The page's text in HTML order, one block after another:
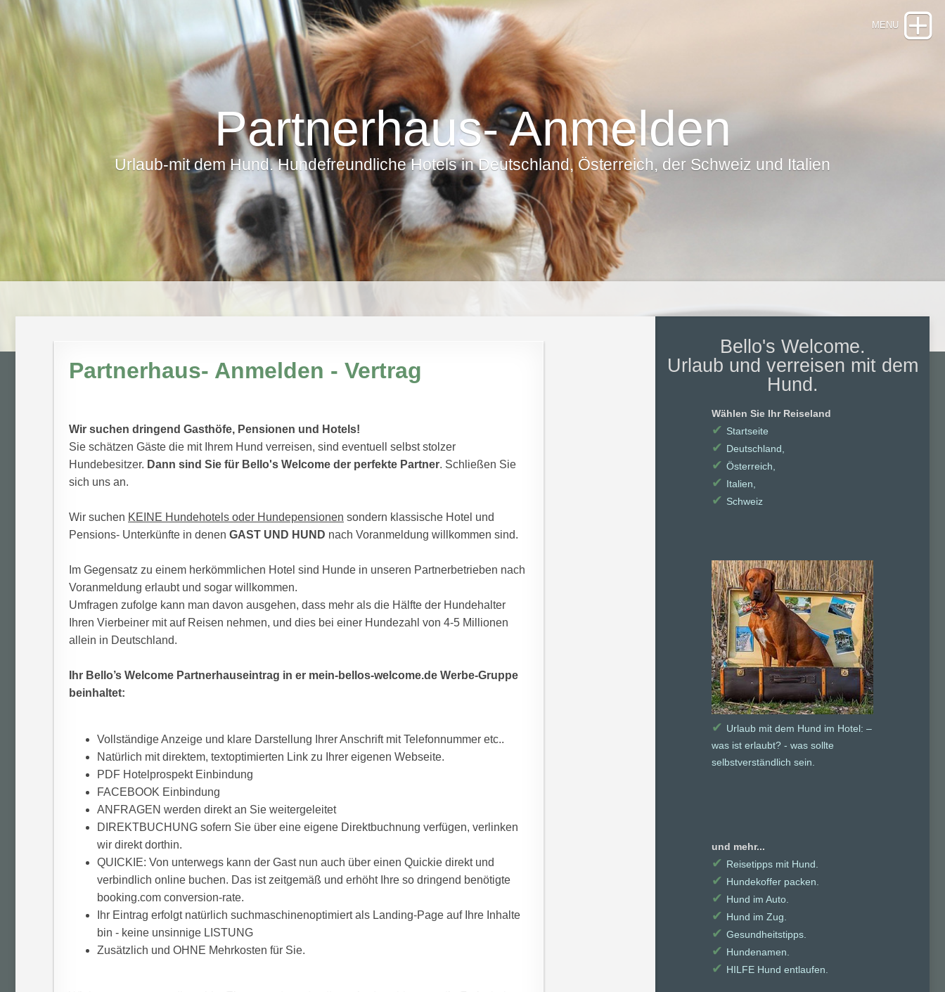
Partnerhaus- Anmelden
Urlaub-mit dem Hund. Hundefreundliche Hotels in Deutschland, Österreich, der Schweiz und Italien
Partnerhaus- Anmelden - Vertrag
Wir suchen dringend Gasthöfe, Pensionen und Hotels!
Sie schätzen Gäste die mit Ihrem Hund verreisen, sind eventuell selbst stolzer
Hundebesitzer. Dann sind Sie für Bello's Welcome der perfekte Partner. Schließen Sie
sich uns an.
Wir suchen KEINE Hundehotels oder Hundepensionen sondern klassische Hotel und
Pensions- Unterkünfte in denen GAST UND HUND nach Voranmeldung willkommen sind.
Im Gegensatz zu einem herkömmlichen Hotel sind Hunde in unseren Partnerbetrieben nach
Voranmeldung erlaubt und sogar willkommen.
Umfragen zufolge kann man davon ausgehen, dass mehr als die Hälfte der Hundehalter
Ihren Vierbeiner mit auf Reisen nehmen, und dies bei einer Hundezahl von 4-5 Millionen
allein in Deutschland.
Ihr Bello’s Welcome Partnerhauseintrag in er mein-bellos-welcome.de Werbe-Gruppe
beinhaltet:
Vollständige Anzeige und klare Darstellung Ihrer Anschrift mit Telefonnummer etc..
Natürlich mit direktem, textoptimierten Link zu Ihrer eigenen Webseite.
PDF Hotelprospekt Einbindung
FACEBOOK Einbindung
ANFRAGEN werden direkt an Sie weitergeleitet
DIREKTBUCHUNG sofern Sie über eine eigene Direktbuchnung verfügen, verlinken
wir direkt dorthin.
QUICKIE: Von unterwegs kann der Gast nun auch über einen Quickie direkt und
verbindlich online buchen. Das ist zeitgemäß und erhöht Ihre so dringend benötigte
booking.com conversion-rate.
Ihr Eintrag erfolgt natürlich suchmaschinenoptimiert als Landing-Page auf Ihre Inhalte
bin - keine unsinnige LISTUNG
Zusätzlich und OHNE Mehrkosten für Sie.
Bello's Welcome.
Urlaub und verreisen mit dem
Hund.
Wählen Sie Ihr Reiseland
✔ Startseite
✔ Deutschland,
✔ Österreich,
✔ Italien,
✔ Schweiz
✔ Urlaub mit dem Hund im Hotel: –
was ist erlaubt? - was sollte
selbstverständlich sein.
und mehr...
✔ Reisetipps mit Hund.
✔ Hundekoffer packen.
✔ Hund im Auto.
✔ Hund im Zug.
✔ Gesundheitstipps.
✔ Hundenamen.
✔ HILFE Hund entlaufen.